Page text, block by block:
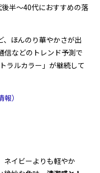
半〜40代におすすめの落
、ほんのり華やかさが出
信などのトレンド予測で
ラルカラー」が継続して
）
ネイビーよりも軽やか